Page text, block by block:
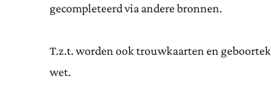
gecompleteerd via andere bronnen.
T.z.t. worden ook trouwkaarten en
wet.